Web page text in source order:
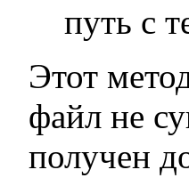
путь с
Этот
файл не
получен